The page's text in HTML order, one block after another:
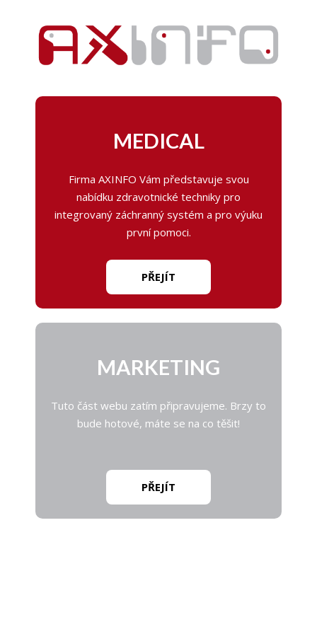
MEDICAL
Firma AXINFO Vám představuje svou
nabídku zdravotnické techniky pro
integrovaný záchranný systém a pro výuku
první pomoci.
PŘEJÍT
MARKETING
Tuto část webu zatím připravujeme. Brzy to
bude hotové, máte se na co těšit!
PŘEJÍT